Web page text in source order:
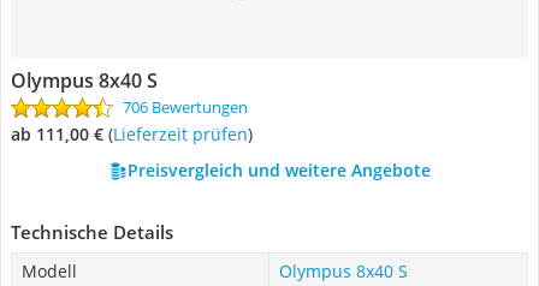
Olympus 8x40 S
706 Bewertungen
ab 111,00 € (Lieferzeit prüfen)
Preisvergleich und weitere Angebote
Technische Details
Modell
Olympus 8x40 S